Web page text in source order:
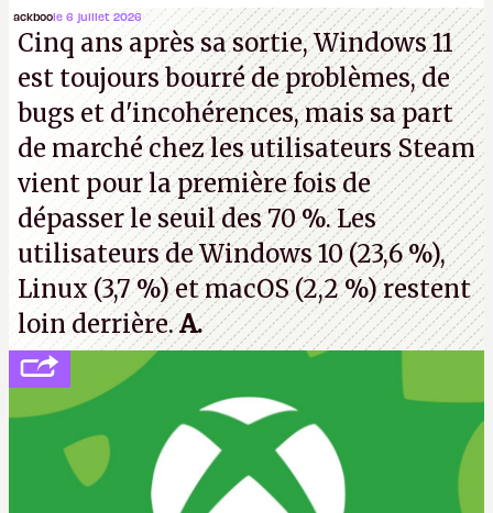
Microsoft, mais le syndicat des employés confirme
de nombreux licenciements.A.
ackboole 6 juillet 2026
Cinq ans après sa sortie, Windows 11
est toujours bourré de problèmes, de
bugs et d'incohérences, mais sa part
de marché chez les utilisateurs Steam
vient pour la première fois de
dépasser le seuil des 70 %. Les
utilisateurs de Windows 10 (23,6 %),
Linux (3,7 %) et macOS (2,2 %) restent
loin derrière.A.